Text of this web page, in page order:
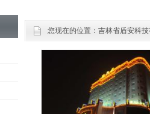
您现在的位置： 吉林省盾安科